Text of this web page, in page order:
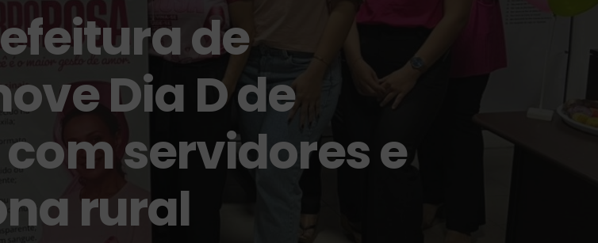
de
Dia D de
servidores e
rural